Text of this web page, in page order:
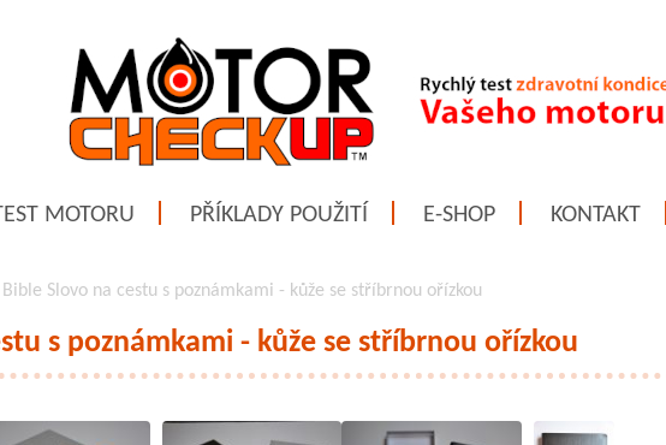
MOTORU PŘÍKLADY POUŽITÍ E-SHOP KONTAKT
Bible Slovo na cestu s poznámkami - kůže se stříbrnou ořízkou
s poznámkami - kůže se stříbrnou ořízkou